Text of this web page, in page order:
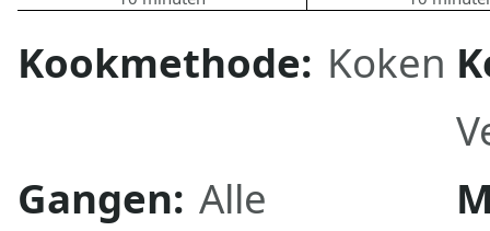
Kookmethode: Koken
Gangen: Alle